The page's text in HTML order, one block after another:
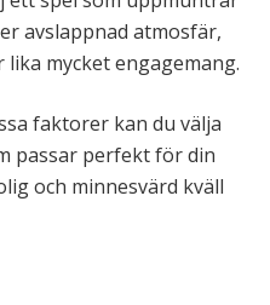
avslappnad atmosfär,
mycket engagemang.
faktorer kan du välja
passar perfekt för din
och minnesvärd kväll